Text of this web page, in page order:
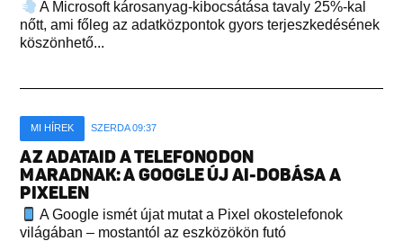
A Microsoft károsanyag-kibocsátása tavaly 25%-kal
nőtt, ami főleg az adatközpontok gyors terjeszkedésének
köszönhető...
MI HÍREK SZERDA 09:37
AZ ADATAID A TELEFONODON
MARADNAK: A GOOGLE ÚJ AI-DOBÁSA A
PIXELEN
A Google ismét újat mutat a Pixel okostelefonok
világában – mostantól az eszközökön futó